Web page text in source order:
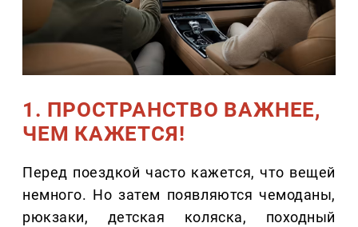
1. ПРОСТРАНСТВО ВАЖНЕЕ,
ЧЕМ КАЖЕТСЯ!
Перед поездкой часто кажется, что вещей
немного. Но затем появляются чемоданы,
рюкзаки, детская коляска, походный